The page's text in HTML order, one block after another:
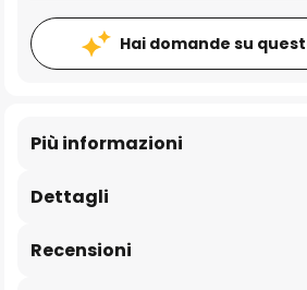
Hai domande su
Dettagli
Più informazioni
Recensioni